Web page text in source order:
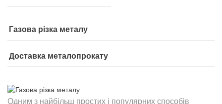
Газова різка металу
Доставка металопрокату
Одним з найбільш простих і популярних способів